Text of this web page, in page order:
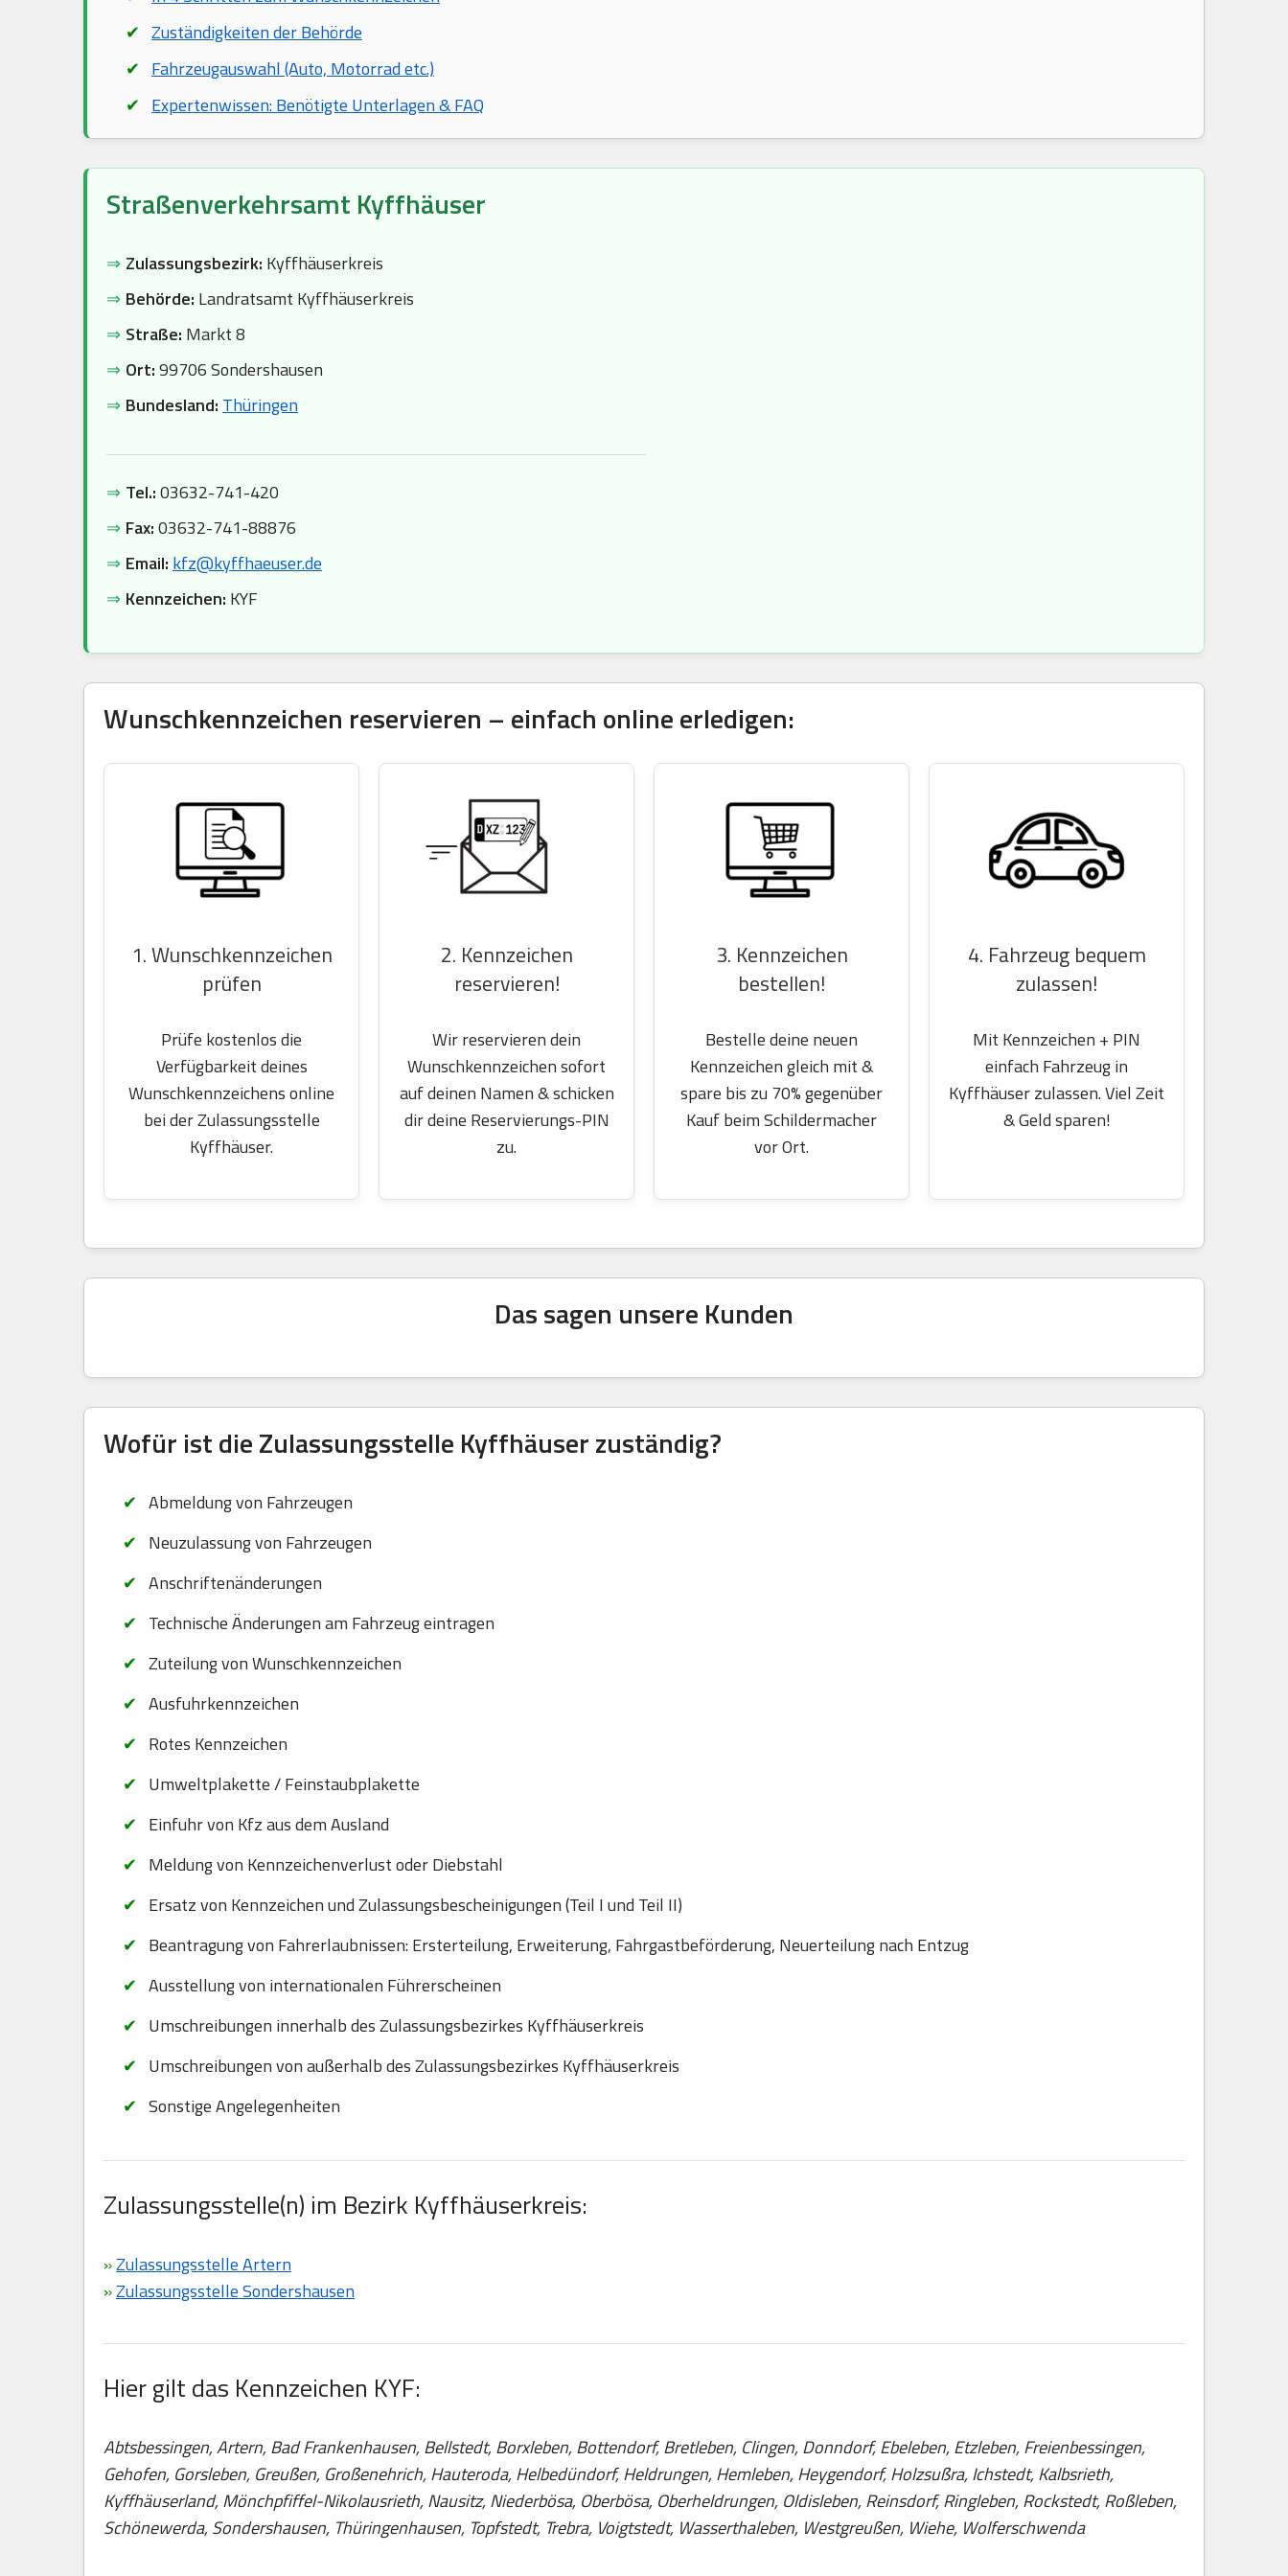
Zuständigkeiten der Behörde
Fahrzeugauswahl (Auto, Motorrad etc.)
Expertenwissen: Benötigte Unterlagen & FAQ
Straßenverkehrsamt Kyffhäuser
⇒ Zulassungsbezirk: Kyffhäuserkreis
⇒ Behörde: Landratsamt Kyffhäuserkreis
⇒ Straße: Markt 8
⇒ Ort:99706 Sondershausen
⇒ Bundesland: Thüringen
⇒ Tel.:03632-741-420
⇒ Fax:03632-741-88876
⇒ Email: kfz@kyffhaeuser.de
⇒ Kennzeichen: KYF
Wunschkennzeichen reservieren – einfach online erledigen:
1. Wunschkennzeichen
prüfen
Prüfe kostenlos die
Verfügbarkeit deines
Wunschkennzeichens online
bei der Zulassungsstelle
Kyffhäuser.
2. Kennzeichen
reservieren!
Wir reservieren dein
Wunschkennzeichen sofort
auf deinen Namen & schicken
dir deine Reservierungs-PIN
zu.
3. Kennzeichen
bestellen!
Bestelle deine neuen
Kennzeichen gleich mit &
spare bis zu 70% gegenüber
Kauf beim Schildermacher
vor Ort.
4. Fahrzeug bequem
zulassen!
Mit Kennzeichen + PIN
einfach Fahrzeug in
Kyffhäuser zulassen. Viel Zeit
& Geld sparen!
Das sagen unsere Kunden
Wofür ist die Zulassungsstelle Kyffhäuser zuständig?
Abmeldung von Fahrzeugen
Neuzulassung von Fahrzeugen
Anschriftenänderungen
Technische Änderungen am Fahrzeug eintragen
Zuteilung von Wunschkennzeichen
Ausfuhrkennzeichen
Rotes Kennzeichen
Umweltplakette / Feinstaubplakette
Einfuhr von Kfz aus dem Ausland
Meldung von Kennzeichenverlust oder Diebstahl
Ersatz von Kennzeichen und Zulassungsbescheinigungen (Teil I und Teil II)
Beantragung von Fahrerlaubnissen: Ersterteilung, Erweiterung, Fahrgastbeförderung, Neuerteilung nach Entzug
Ausstellung von internationalen Führerscheinen
Umschreibungen innerhalb des Zulassungsbezirkes Kyffhäuserkreis
Umschreibungen von außerhalb des Zulassungsbezirkes Kyffhäuserkreis
Sonstige Angelegenheiten
Zulassungsstelle(n) im Bezirk Kyffhäuserkreis:
»Zulassungsstelle Artern
»Zulassungsstelle Sondershausen
Hier gilt das Kennzeichen KYF:
Abtsbessingen, Artern, Bad Frankenhausen, Bellstedt, Borxleben, Bottendorf, Bretleben, Clingen, Donndorf, Ebeleben, Etzleben, Freienbessingen,
Gehofen, Gorsleben, Greußen, Großenehrich, Hauteroda, Helbedündorf, Heldrungen, Hemleben, Heygendorf, Holzsußra, Ichstedt, Kalbsrieth,
Kyffhäuserland, Mönchpfiffel-Nikolausrieth, Nausitz, Niederbösa, Oberbösa, Oberheldrungen, Oldisleben, Reinsdorf, Ringleben, Rockstedt, Roßleben,
Schönewerda, Sondershausen, Thüringenhausen, Topfstedt, Trebra, Voigtstedt, Wasserthaleben, Westgreußen, Wiehe, Wolferschwenda